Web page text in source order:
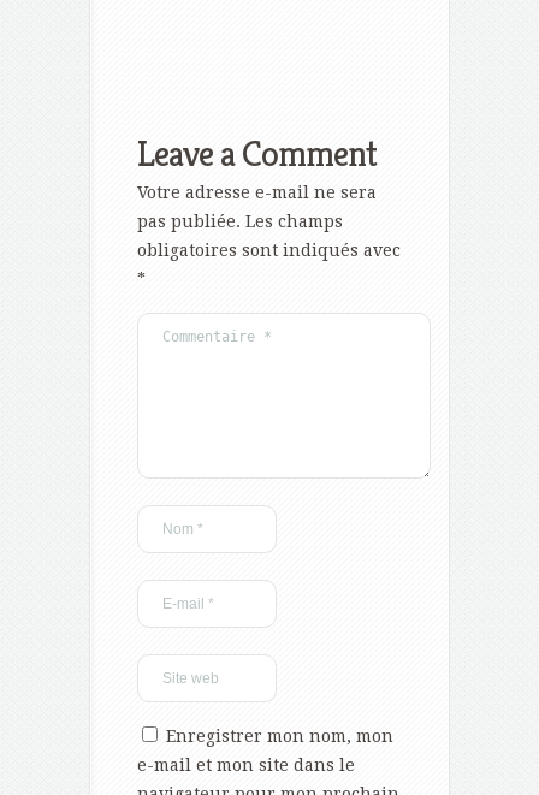
Leave a Comment
Votre adresse e-mail ne sera
pas publiée. Les champs
obligatoires sont indiqués avec
*
Enregistrer mon nom, mon
e-mail et mon site dans le